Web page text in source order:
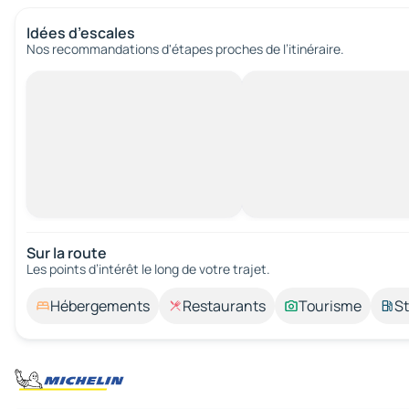
Idées d’escales
Nos recommandations d'étapes proches de l’itinéraire.
Sur la route
Les points d’intérêt le long de votre trajet.
Hébergements Restaurants Tourisme